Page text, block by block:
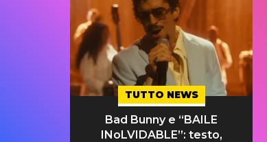
TUTTO NEWS
Bad Bunny e “BAILE
INoLVIDABLE”: testo,